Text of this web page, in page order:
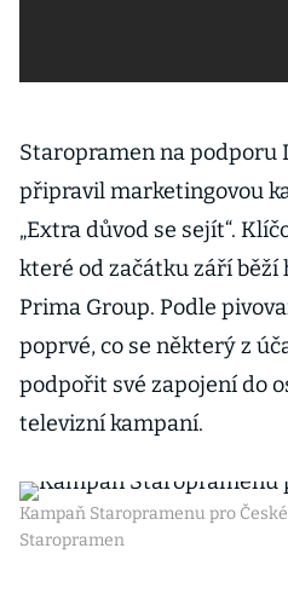
Staropramen na podporu
připravil marketingovou
„Extra důvod se sejít“.
které od začátku září běží
Prima Group. Podle
poprvé, co se některý z
podpořit své zapojení do
televizní kampaní.
Kampaň Staropramenu pro
Staropramen